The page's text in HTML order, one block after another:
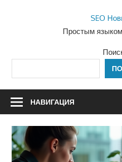
SEO
Простым
НАВИГАЦИЯ